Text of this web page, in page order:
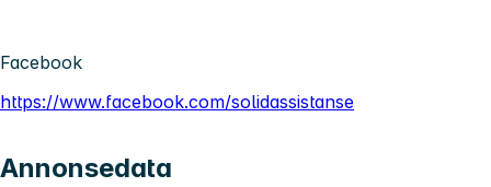
Facebook
https://www.facebook.com/solidassistanse
Annonsedata